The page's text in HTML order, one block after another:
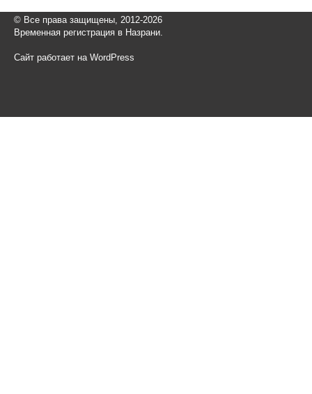
© Все права защищены, 2012-2026
Временная регистрация в Назрани.
Сайт работает на WordPress